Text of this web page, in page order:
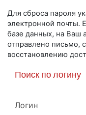
Для сброса пароля
электронной почты.
базе данных, на Ваш
отправлено письмо,
восстановлению
Поиск по логину
Логин